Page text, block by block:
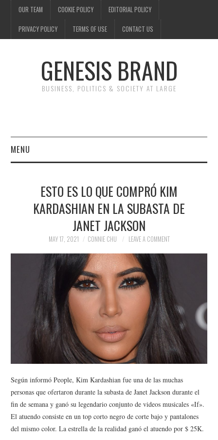
OUR TEAM COOKIE POLICY EDITORIAL POLICY
PRIVACY POLICY TERMS OF USE CONTACT US
GENESIS BRAND
BUSINESS, POLITICS & SOCIETY AT LARGE
MENU
FINANCE
SOCIETY
SPORTS
TECHNOLOGY
ESTO ES LO QUE COMPRÓ KIM
KARDASHIAN EN LA SUBASTA DE
JANET JACKSON
MAY 17, 2021 CONNIE CHU LEAVE A COMMENT
Según informó People, Kim Kardashian fue una de las muchas
personas que ofertaron durante la subasta de Janet Jackson durante el
fin de semana y ganó su legendario conjunto de videos musicales «If».
El atuendo consiste en un top corto negro de corte bajo y pantalones
del mismo color. La estrella de la realidad ganó el atuendo por $ 25K.